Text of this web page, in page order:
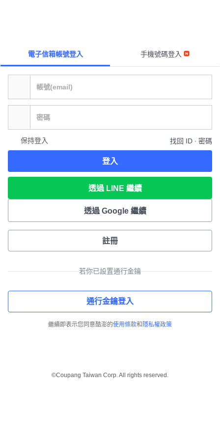
電子信箱帳號登入 手機號碼登入
保持登入 找回 ID ∙ 密碼
登入
透過 LINE 繼續
透過 Google 繼續
註冊
若你已設置通行金鑰
通行金鑰登入
繼續即表示您同意酷澎的使用條款和 隱私權政策
©Coupang Taiwan Corp. All rights reserved.